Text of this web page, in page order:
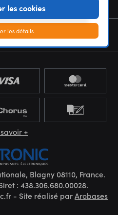
+
Blagny 08110, France.
: 438.306.680.00028.
- Site réalisé parArobases
les cookies
les détails